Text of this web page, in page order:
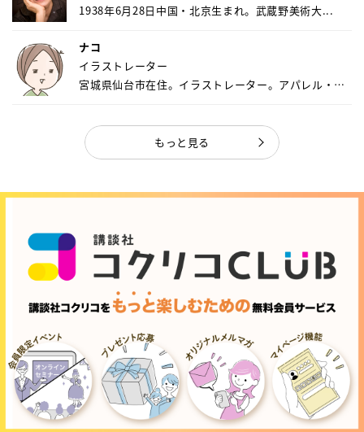
1938年6月28日中国・北京生まれ。武蔵野美術大...
ナコ
イラストレーター
宮城県仙台市在住。イラストレーター。アパレル・キ
もっと見る